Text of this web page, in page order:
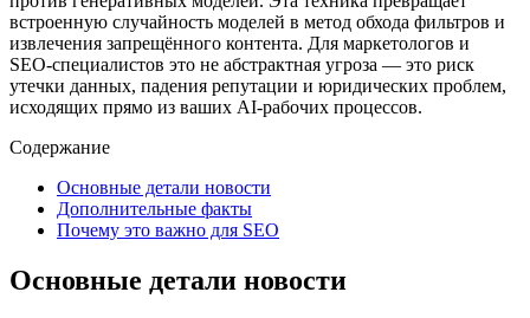
встроенную случайность моделей в метод обхода фильтров и
извлечения запрещённого контента. Для маркетологов и
SEO‑специалистов это не абстрактная угроза — это риск
утечки данных, падения репутации и юридических проблем,
исходящих прямо из ваших AI‑рабочих процессов.
Содержание
Основные детали новости
Дополнительные факты
Почему это важно для SEO
Основные детали новости